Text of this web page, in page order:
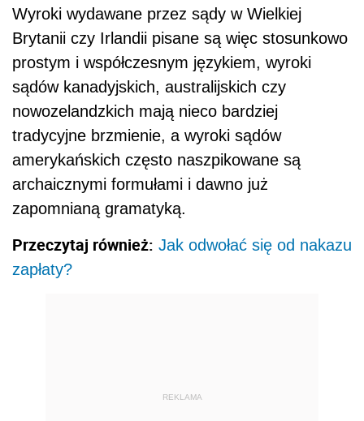
Wyroki wydawane przez sądy w Wielkiej
Brytanii czy Irlandii pisane są więc stosunkowo
prostym i współczesnym językiem, wyroki
sądów kanadyjskich, australijskich czy
nowozelandzkich mają nieco bardziej
tradycyjne brzmienie, a wyroki sądów
amerykańskich często naszpikowane są
archaicznymi formułami i dawno już
zapomnianą gramatyką.
Przeczytaj również: Jak odwołać się od nakazu
zapłaty?
REKLAMA